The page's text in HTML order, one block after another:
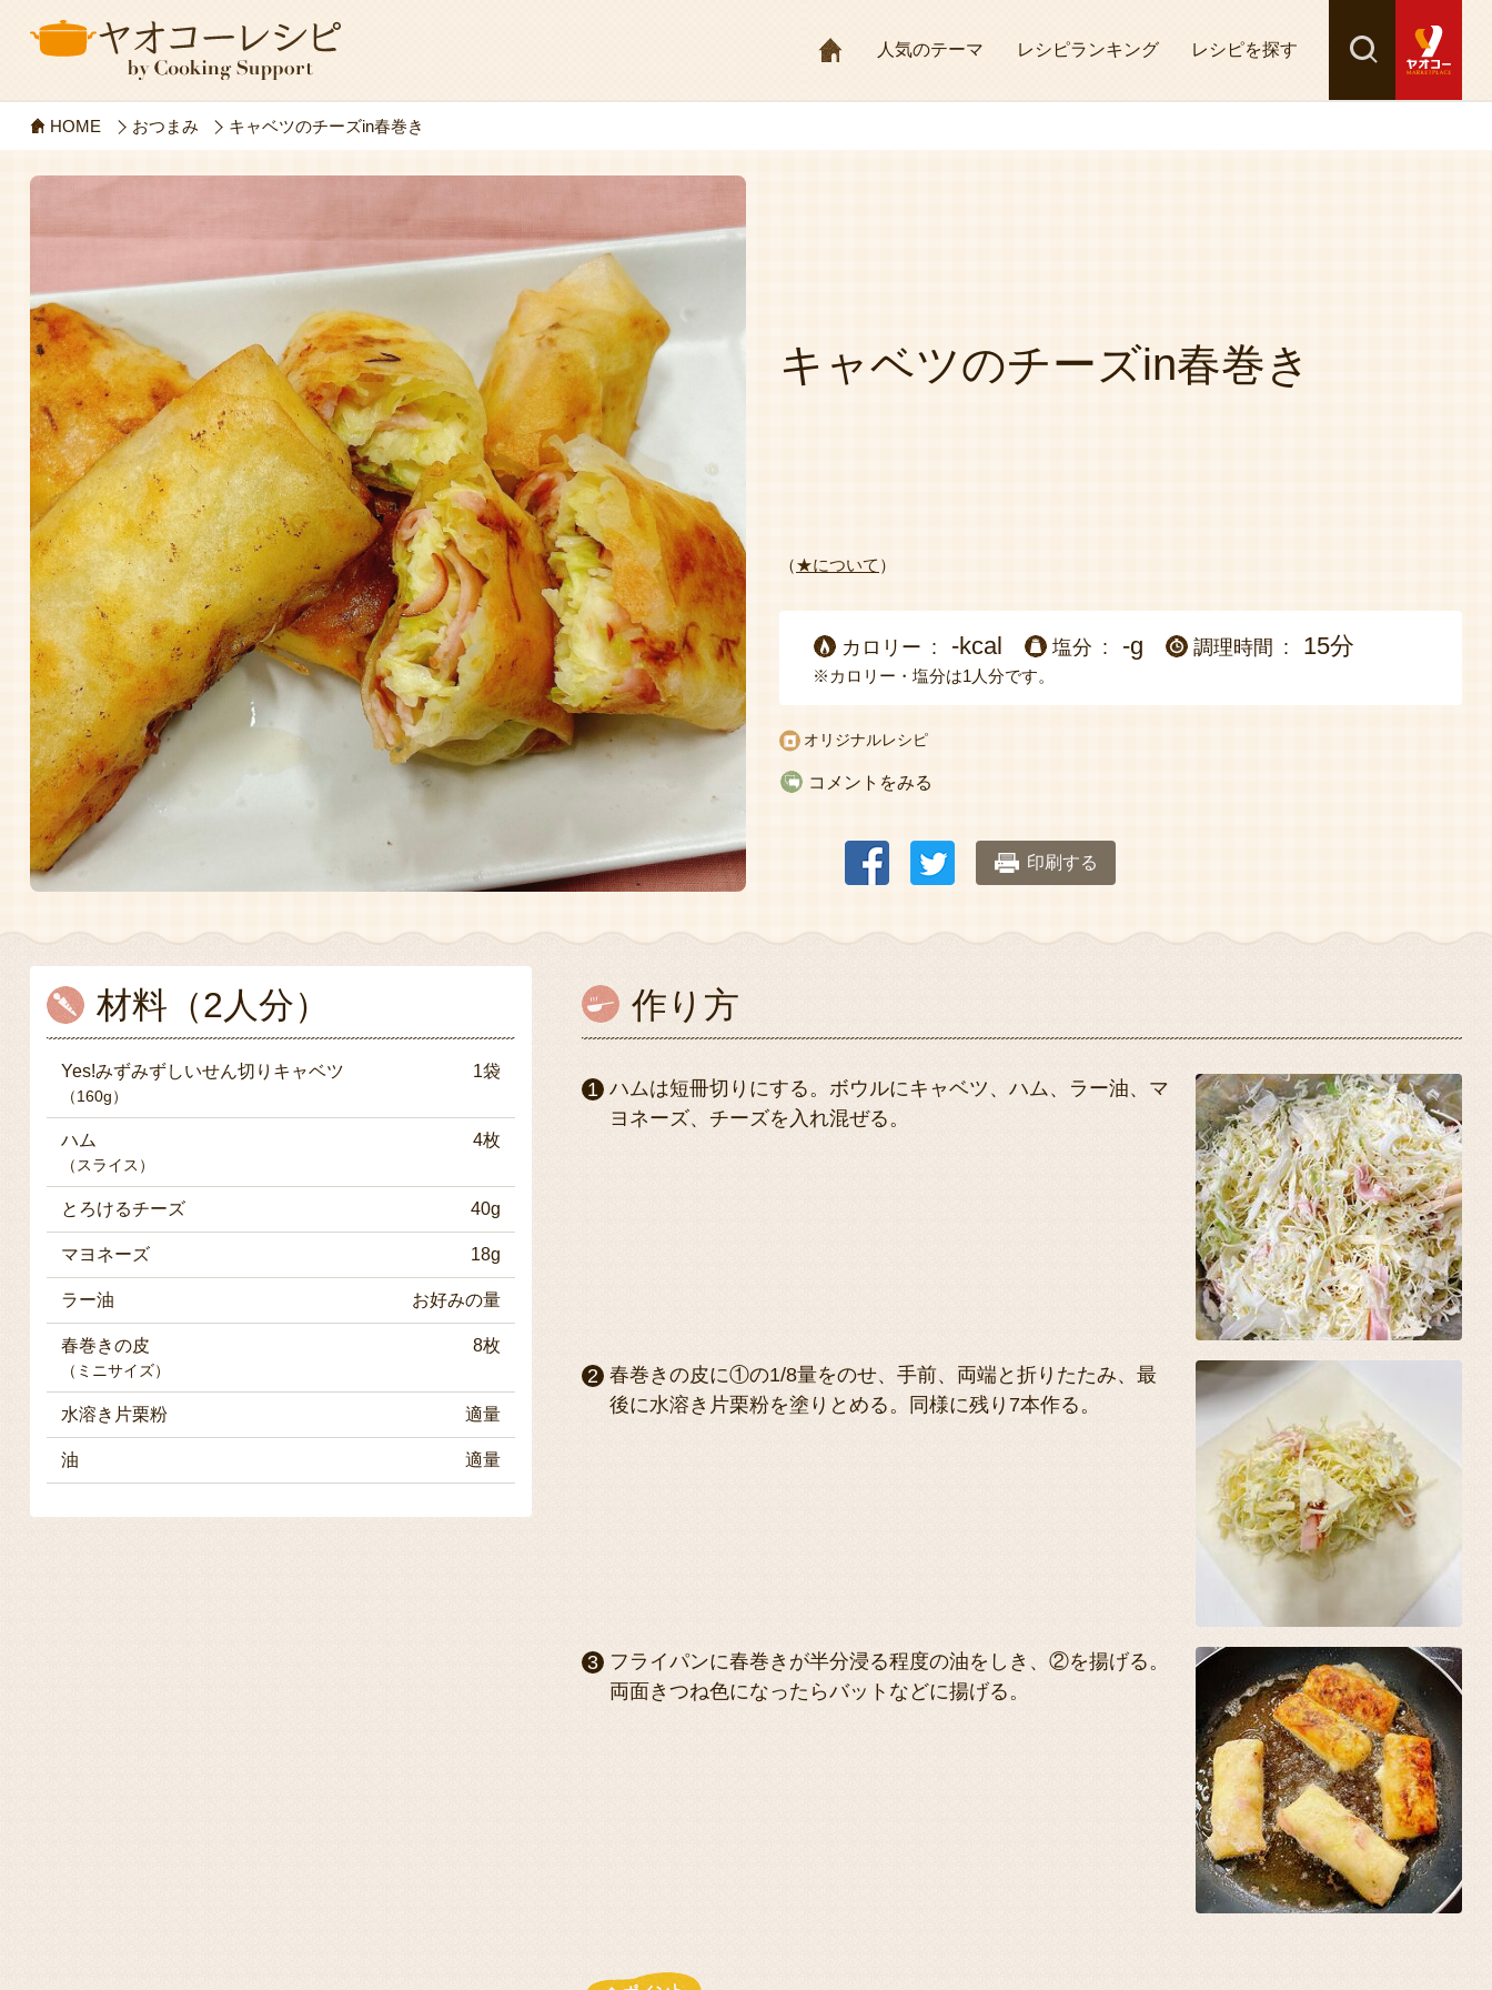
HOME人気のテーマ レシピランキング レシピを探す 検索
探す
HOME おつまみ キャベツのチーズin春巻き
キャベツのチーズin春巻き
（★について ）
カロリー -kcal 塩分 -g 調理時間 15分
※カロリー・塩分は1人分です。
オリジナルレシピ
コメントをみる
印刷する
材料（2人分）
Yes!みずみずしいせん切りキャベツ 1袋
（160g）
ハム 4枚
（スライス）
とろけるチーズ 40g
マヨネーズ 18g
ラー油 お好みの量
春巻きの皮 8枚
（ミニサイズ）
水溶き片栗粉 適量
油 適量
作り方
ハムは短冊切りにする。ボウルにキャベツ、ハム、ラー油、マ
ヨネーズ、チーズを入れ混ぜる。
春巻きの皮に①の1/8量をのせ、手前、両端と折りたたみ、最
後に水溶き片栗粉を塗りとめる。同様に残り7本作る。
フライパンに春巻きが半分浸る程度の油をしき、②を揚げる。
両面きつね色になったらバットなどに揚げる。